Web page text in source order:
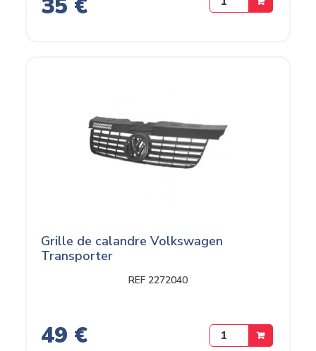
Grille de calandre Volkswagen
Transporter
REF 2272040
49 €